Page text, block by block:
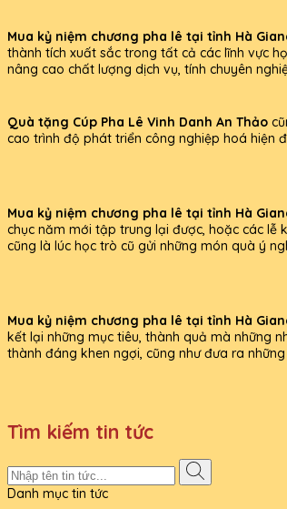
Mua kỷ niệm chương pha lê tại tỉnh Hà
thành tích xuất sắc trong tất cả các lĩnh vực
nâng cao chất lượng dịch vụ, tính chuyên
Quà tặng Cúp Pha Lê Vinh Danh An Thảo
cao trình độ phát triển công nghiệp hoá hiện
Mua kỷ niệm chương pha lê tại tỉnh Hà
chục năm mới tập trung lại được, hoặc các lễ
cũng là lúc học trò cũ gửi những món quà ý
Mua kỷ niệm chương pha lê tại tỉnh Hà
kết lại những mục tiêu, thành quả mà những
thành đáng khen ngợi, cũng như đưa ra
Tìm kiếm tin tức
Danh mục tin tức